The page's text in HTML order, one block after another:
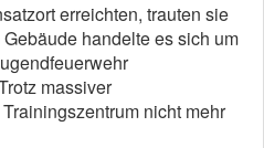
erreichten, trauten sie
handelte es sich um
massiver
nicht mehr